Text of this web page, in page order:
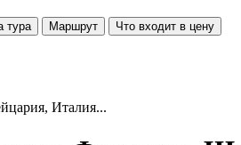
тура Маршрут Что входит в цену
Италия...